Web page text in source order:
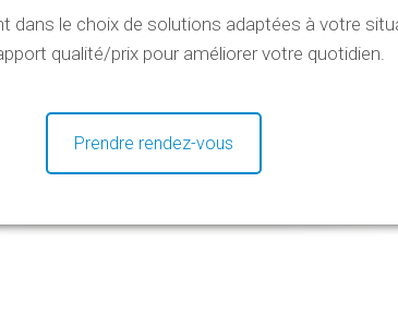
le choix de solutions adaptées à votre
qualité/prix pour améliorer votre quotidien.
Prendre rendez-vous